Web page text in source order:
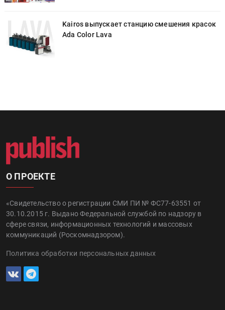
Kairos выпускает станцию смешения красок
Ada Color Lava
О ПРОЕКТЕ
«Свидетельство о регистрации СМИ ПИ № ФС77-63551 от
30.10.2015 г. Выдано Федеральной службой по надзору в
сфере связи, информационных технологий и массовых
коммуникаций (Роскомнадзором).
Политика обработки персональных данных